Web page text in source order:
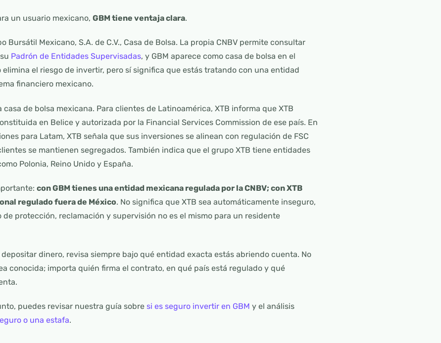
un usuario mexicano, GBM tiene ventaja clara.
Bursátil Mexicano, S.A. de C.V., Casa de Bolsa. La propia CNBV permite consultar
Padrón de Entidades Supervisadas, y GBM aparece como casa de bolsa en el
elimina el riesgo de invertir, pero sí significa que estás tratando con una entidad
financiero mexicano.
casa de bolsa mexicana. Para clientes de Latinoamérica, XTB informa que XTB
en Belice y autorizada por la Financial Services Commission de ese país. En
para Latam, XTB señala que sus inversiones se alinean con regulación de FSC
se mantienen segregados. También indica que el grupo XTB tiene entidades
Polonia, Reino Unido y España.
con GBM tienes una entidad mexicana regulada por la CNBV; con XTB
regulado fuera de México. No significa que XTB sea automáticamente inseguro,
de protección, reclamación y supervisión no es el mismo para un residente
dinero, revisa siempre bajo qué entidad exacta estás abriendo cuenta. No
conocida; importa quién firma el contrato, en qué país está regulado y qué
puedes revisar nuestra guía sobre si es seguro invertir en GBM y el análisis
o una estafa.